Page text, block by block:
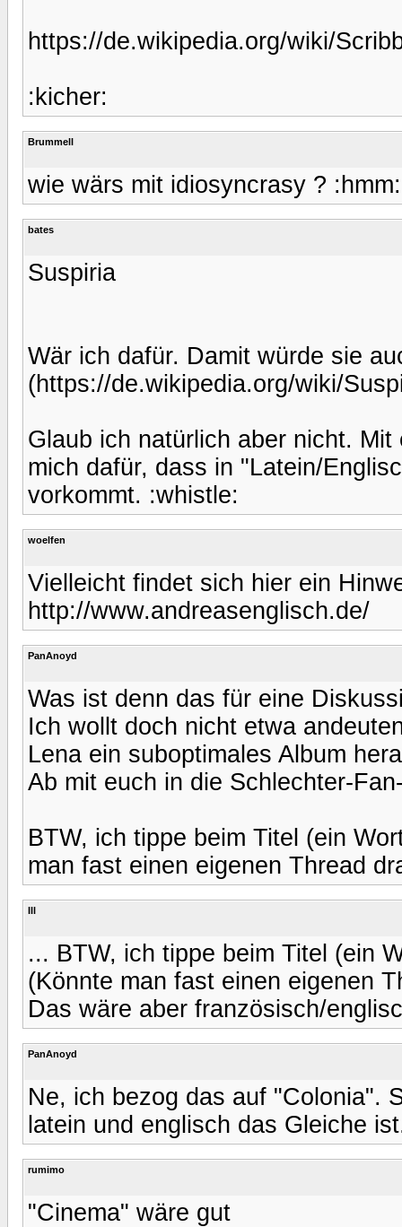
https://de.wikipedia.org/wiki/
:kicher:
Brummell
wie wärs mit idiosyncrasy ? :hmm:
bates
Suspiria
Wär ich dafür. Damit würde sie
(https://de.wikipedia.org/wiki/
Glaub ich natürlich aber nicht.
mich dafür, dass in "Latein/
vorkommt. :whistle:
woelfen
Vielleicht findet sich hier ein
http://www.andreasenglisch.de/
PanAnoyd
Was ist denn das für eine
Ich wollt doch nicht etwa
Lena ein suboptimales Album
Ab mit euch in die Schlechter-
BTW, ich tippe beim Titel (ein
man fast einen eigenen Thread
Ill
... BTW, ich tippe beim Titel (ein
(Könnte man fast einen eigenen
Das wäre aber französisch/
PanAnoyd
Ne, ich bezog das auf "Colonia".
latein und englisch das Gleiche
rumimo
"Cinema" wäre gut